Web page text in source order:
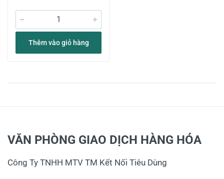
Thêm vào giỏ hàng
VĂN PHÒNG GIAO DỊCH HÀNG HÓA
Công Ty TNHH MTV TM Kết Nối Tiêu Dùng